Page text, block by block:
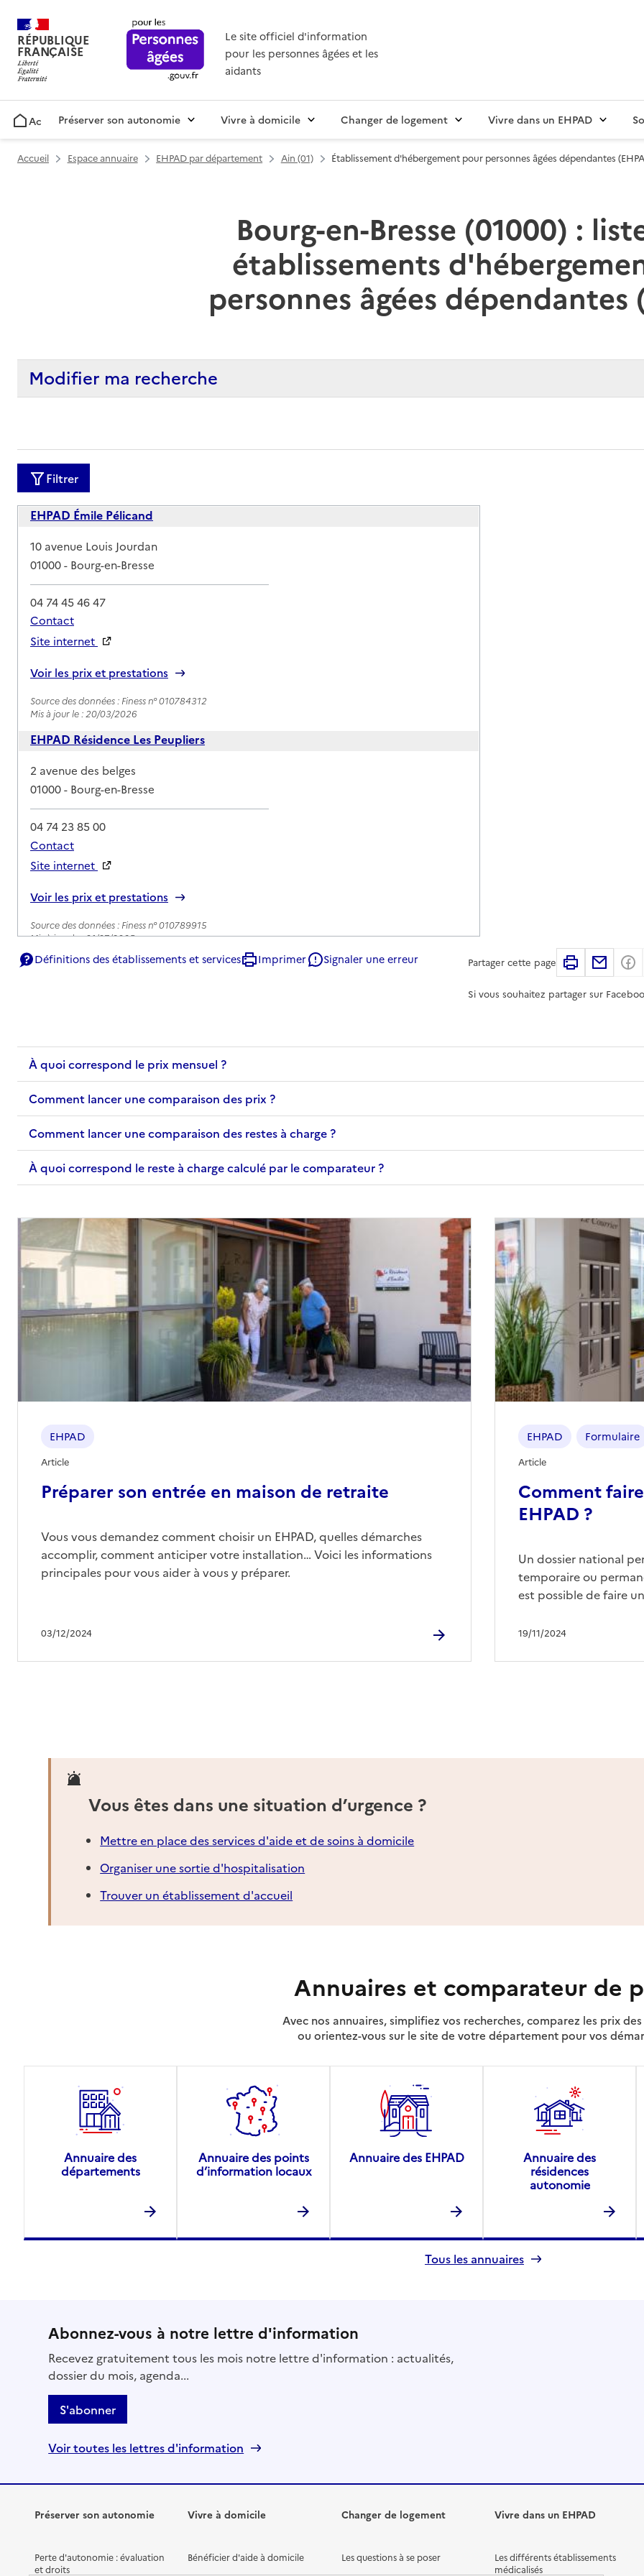
RÉPUBLIQUE
FRANÇAISE
Le site officiel d'information
pour les personnes âgées et les
aidants
AccueilPréserver son autonomie Vivre à domicile Changer de logement Vivre dans un EHPAD
Accueil Espace annuaire EHPAD par département Ain (01) Établissement d'hébergement pour personnes âgées dépendantes
Bourg-en-Bresse (01000) :
établissements
personnes âgées dépendantes
Modifier ma recherche
Filtrer
EHPAD Émile Pélicand
Adresse
10 avenue Louis Jourdan
01000- Bourg-en-Bresse
04 74 45 46 47
Contact
Site internet
Voir les prix et prestations
Source des données : Finess n° 010784312
Mis à jour le : 20/03/2026
EHPAD Résidence Les Peupliers
Adresse
2 avenue des belges
01000- Bourg-en-Bresse
04 74 23 85 00
Contact
Site internet
Voir les prix et prestations
Source des données : Finess n° 010789915
Mis à jour le : 01/07/2025
EHPAD Korian Jardin de Brou
04 74 22 88 00
Contact
Rapport HAS
Voir les prix et prestations
Source des données : Finess n° 010789964
Mis à jour le : 17/04/2026
EHPAD Privé La Pergola
Adresse
32 boulevard saint-nicolas
Bourg-en-Bresse
04 74 45 38 01
Contact
Site internet
Rapport HAS
Source des données : Finess n° 010788743
Définitions des établissements et services Imprimer Signaler une erreur Partager cette page Imprimer
Si vous souhaitez partager sur
À quoi correspond le prix mensuel ?
Comment lancer une comparaison des prix ?
Comment lancer une comparaison des restes à charge ?
À quoi correspond le reste à charge calculé par le comparateur ?
Préparer son entrée en maison de retraite
03/12/2024
EHPAD
Article
Vous vous demandez comment choisir un EHPAD, quelles démarches
accomplir, comment anticiper votre installation… Voici les informations
principales pour vous aider à vous y préparer.
Comment
EHPAD ?
19/11/2024
EHPAD Formulaire
Article
Un dossier national
temporaire ou
est possible de faire
Vous êtes dans une situation d’urgence ?
Mettre en place des services d'aide et de soins à domicile
Organiser une sortie d'hospitalisation
Trouver un établissement d'accueil
Annuaires et comparateur de
Avec nos annuaires, simplifiez vos recherches, comparez les prix des
ou orientez-vous sur le site de votre département pour vos
Annuaire des
départements
Annuaire des points
d’information locaux
Annuaire des EHPAD
Annuaire des
résidences
autonomie
Tous les annuaires
Abonnez-vous à notre lettre d'information
Recevez gratuitement tous les mois notre lettre d'information : actualités,
dossier du mois, agenda...
S'abonner
Voir toutes les lettres d'information
Préserver son autonomie
Perte d'autonomie : évaluation
et droits
Vivre à domicile
Bénéficier d'aide à domicile
Changer de logement
Les questions à se poser
Vivre dans un EHPAD
Les différents établissements
médicalisés